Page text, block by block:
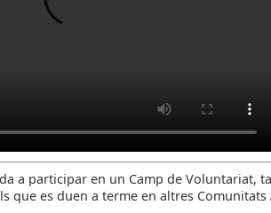
a participar en un Camp de Voluntariat,
que es duen a terme en altres